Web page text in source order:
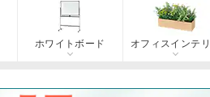
ホワイトボード オフィスインテ